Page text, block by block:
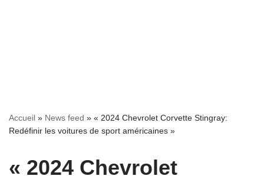
Accueil » News feed » « 2024 Chevrolet Corvette Stingray:
Redéfinir les voitures de sport américaines »
« 2024 Chevrolet